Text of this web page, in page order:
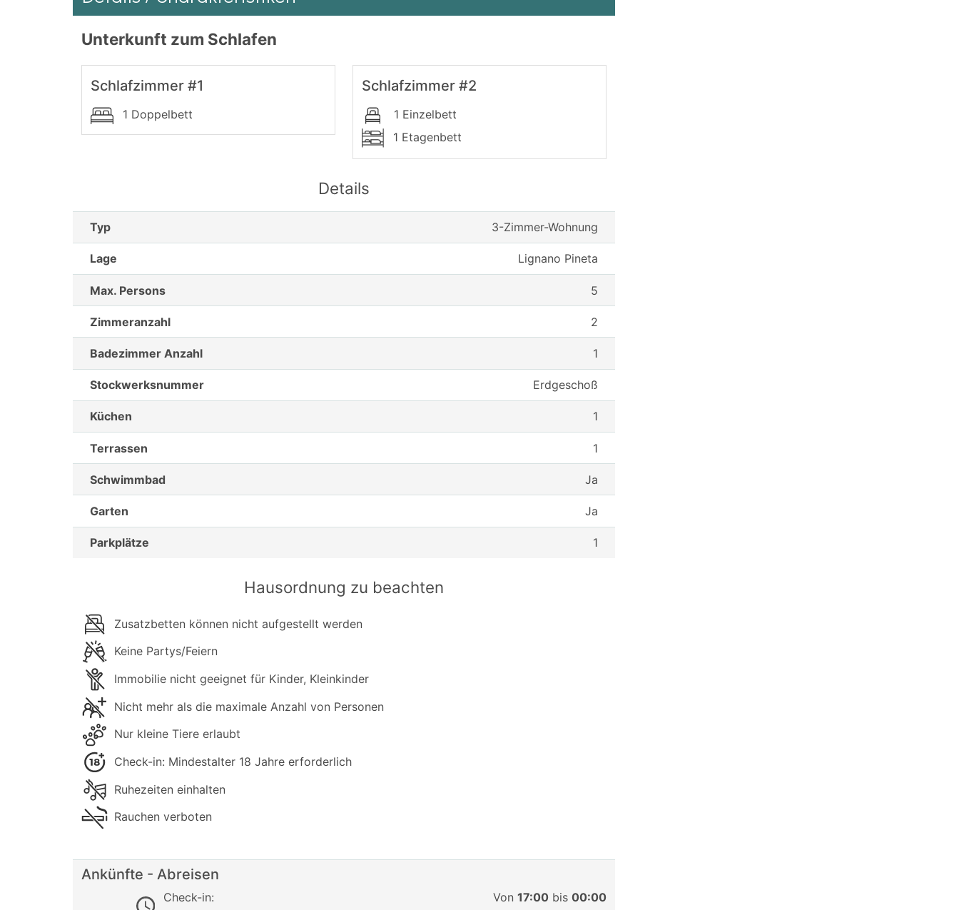
Unterkunft zum Schlafen
Schlafzimmer #1
1 Doppelbett
Schlafzimmer #2
1 Einzelbett
1 Etagenbett
Details
Typ 3-Zimmer-Wohnung
Lage Lignano Pineta
Max. Persons 5
Zimmeranzahl 2
Badezimmer Anzahl 1
Stockwerksnummer Erdgeschoß
Küchen 1
Terrassen 1
Schwimmbad Ja
Garten Ja
Parkplätze 1
Hausordnung zu beachten
Zusatzbetten können nicht aufgestellt werden
Keine Partys/Feiern
Immobilie nicht geeignet für Kinder, Kleinkinder
Nicht mehr als die maximale Anzahl von Personen
Nur kleine Tiere erlaubt
Check-in: Mindestalter 18 Jahre erforderlich
Ruhezeiten einhalten
Rauchen verboten
Ankünfte - Abreisen
Check-in: Von 17:00bis 00:00